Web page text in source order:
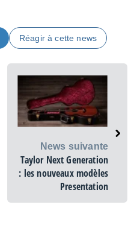
Réagir à cette news
News suivante
Taylor Next Generation
: les nouveaux modèles
Presentation